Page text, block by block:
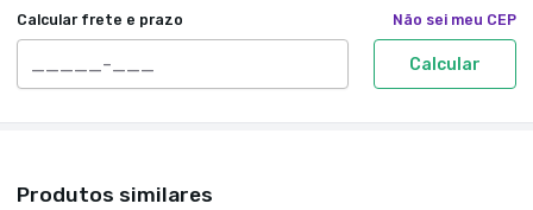
Calcular frete e prazo Não sei meu CEP
Calcular
Produtos similares